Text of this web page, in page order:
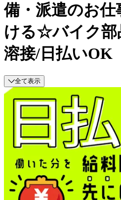
備・派遣のお
ける☆バイク部
溶接/日払いOK
全て表示